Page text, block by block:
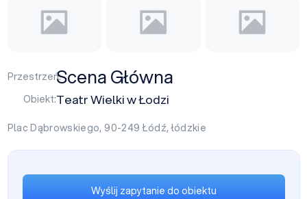
Przestrzeń:Scena Główna
Obiekt:Teatr Wielki w Łodzi
Plac Dąbrowskiego, 90-249Łódź,łódzkie
Wyślij zapytanie do obiektu